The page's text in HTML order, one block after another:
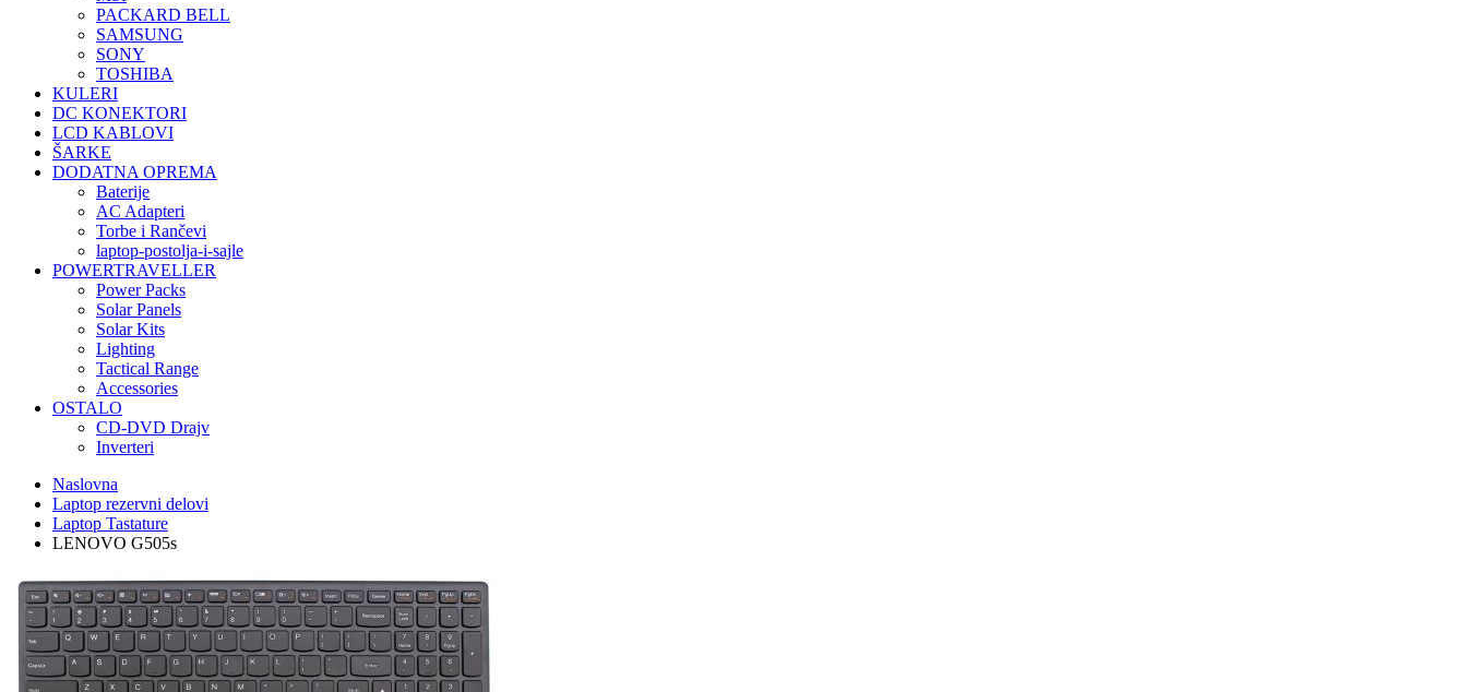
PACKARD BELL
SAMSUNG
SONY
TOSHIBA
KULERI
DC KONEKTORI
LCD KABLOVI
ŠARKE
DODATNA OPREMA
Baterije
AC Adapteri
Torbe i Rančevi
laptop-postolja-i-sajle
POWERTRAVELLER
Power Packs
Solar Panels
Solar Kits
Lighting
Tactical Range
Accessories
OSTALO
CD-DVD Drajv
Inverteri
Naslovna
Laptop rezervni delovi
Laptop Tastature
LENOVO G505s